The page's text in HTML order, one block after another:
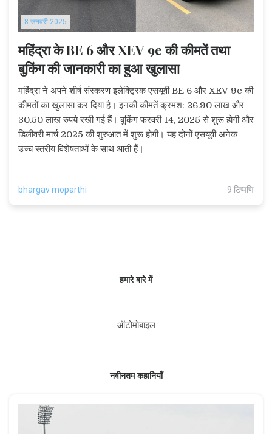
8 जनवरी 2025
महिंद्रा के BE 6 और XEV 9e की कीमतें तथा
बुकिंग की जानकारी का हुआ खुलासा
महिंद्रा ने अपने शीर्ष संस्करण इलेक्ट्रिक एसयूवी BE 6 और XEV 9e की
कीमतों का खुलासा कर दिया है। इनकी कीमतें क्रमश: 26.90 लाख और
30.50 लाख रुपये रखी गई हैं। बुकिंग फरवरी 14, 2025 से शुरू होगी और
डिलीवरी मार्च 2025 की शुरुआत में शुरू होगी। यह दोनों एसयूवी अनेक
उच्च स्तरीय विशेषताओं के साथ आती हैं।
bhargav moparthi 9 टिप्पणि
हमारे बारे में
ऑटोमोबाइल
नवीनतम कहानियाँ